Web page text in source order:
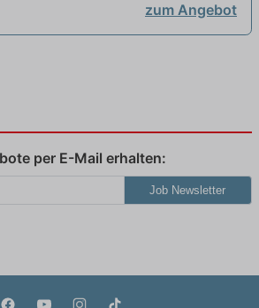
zum Angebot
per E-Mail erhalten:
Job Newsletter